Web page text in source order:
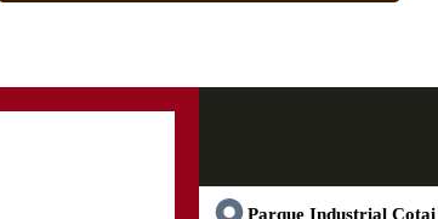
Parque Industrial Cotai